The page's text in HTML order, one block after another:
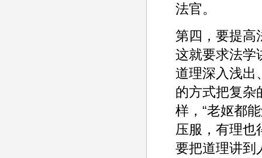
法官。
第四，要提高
这就要求法学
道理深入浅出
的方式把复杂
样，“老妪都
压服，有理也
要把道理讲到